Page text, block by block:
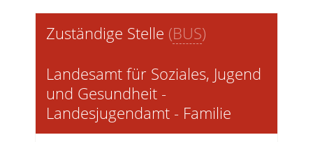
Zuständige Stelle (BUS)
Landesamt für Soziales, Jugend
und Gesundheit -
Landesjugendamt - Familie